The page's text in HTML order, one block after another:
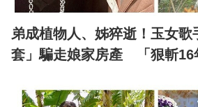
弟成植物人、姊猝逝！玉女歌
套」騙走娘家房產 「狠斬16